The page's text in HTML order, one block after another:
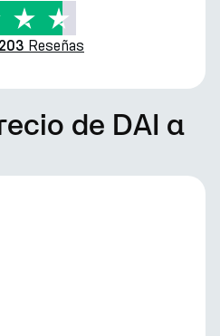
203 Reseñas
de DAI a